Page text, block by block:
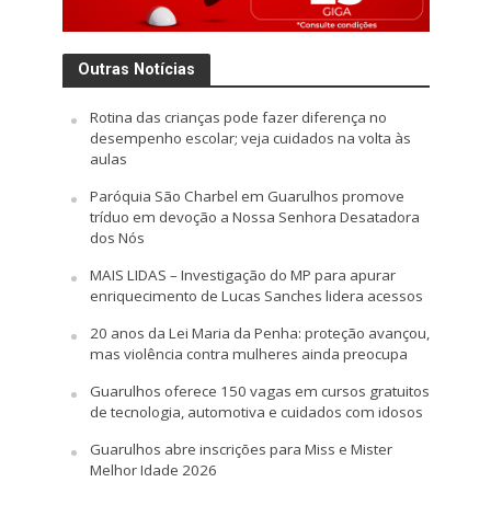
Outras Notícias
Rotina das crianças pode fazer diferença no
desempenho escolar; veja cuidados na volta às
aulas
Paróquia São Charbel em Guarulhos promove
tríduo em devoção a Nossa Senhora Desatadora
dos Nós
MAIS LIDAS – Investigação do MP para apurar
enriquecimento de Lucas Sanches lidera acessos
20 anos da Lei Maria da Penha: proteção avançou,
mas violência contra mulheres ainda preocupa
Guarulhos oferece 150 vagas em cursos gratuitos
de tecnologia, automotiva e cuidados com idosos
Guarulhos abre inscrições para Miss e Mister
Melhor Idade 2026